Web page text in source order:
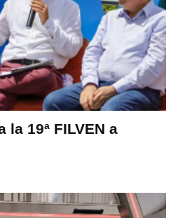
19ª FILVEN a